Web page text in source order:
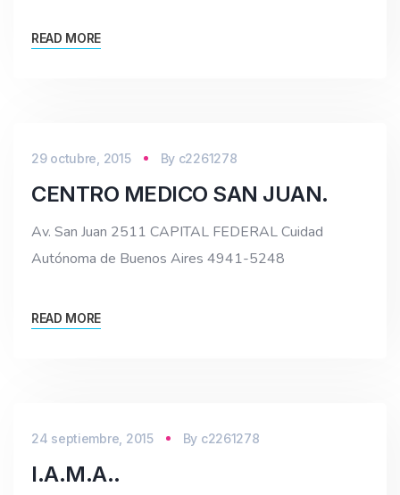
READ MORE
29 octubre, 2015 By c2261278
CENTRO MEDICO SAN JUAN.
Av. San Juan 2511 CAPITAL FEDERAL Cuidad
Autónoma de Buenos Aires 4941-5248
READ MORE
24 septiembre, 2015 By c2261278
I.A.M.A..